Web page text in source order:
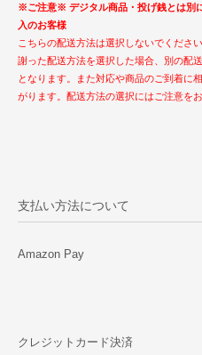
※ご注意※ デジタル商品・投げ銭とは別
入のお客様
こちらの配送方法は選択しないでください
謝った配送方法を選択した場合、別の配
となります。また対応や商品のご到着に
がります。配送方法の選択にはご注意を
支払い方法について
Amazon Pay
クレジットカード決済